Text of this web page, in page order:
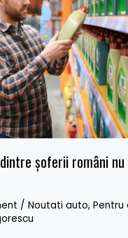
șoferii români
/ Noutati auto, Pentru